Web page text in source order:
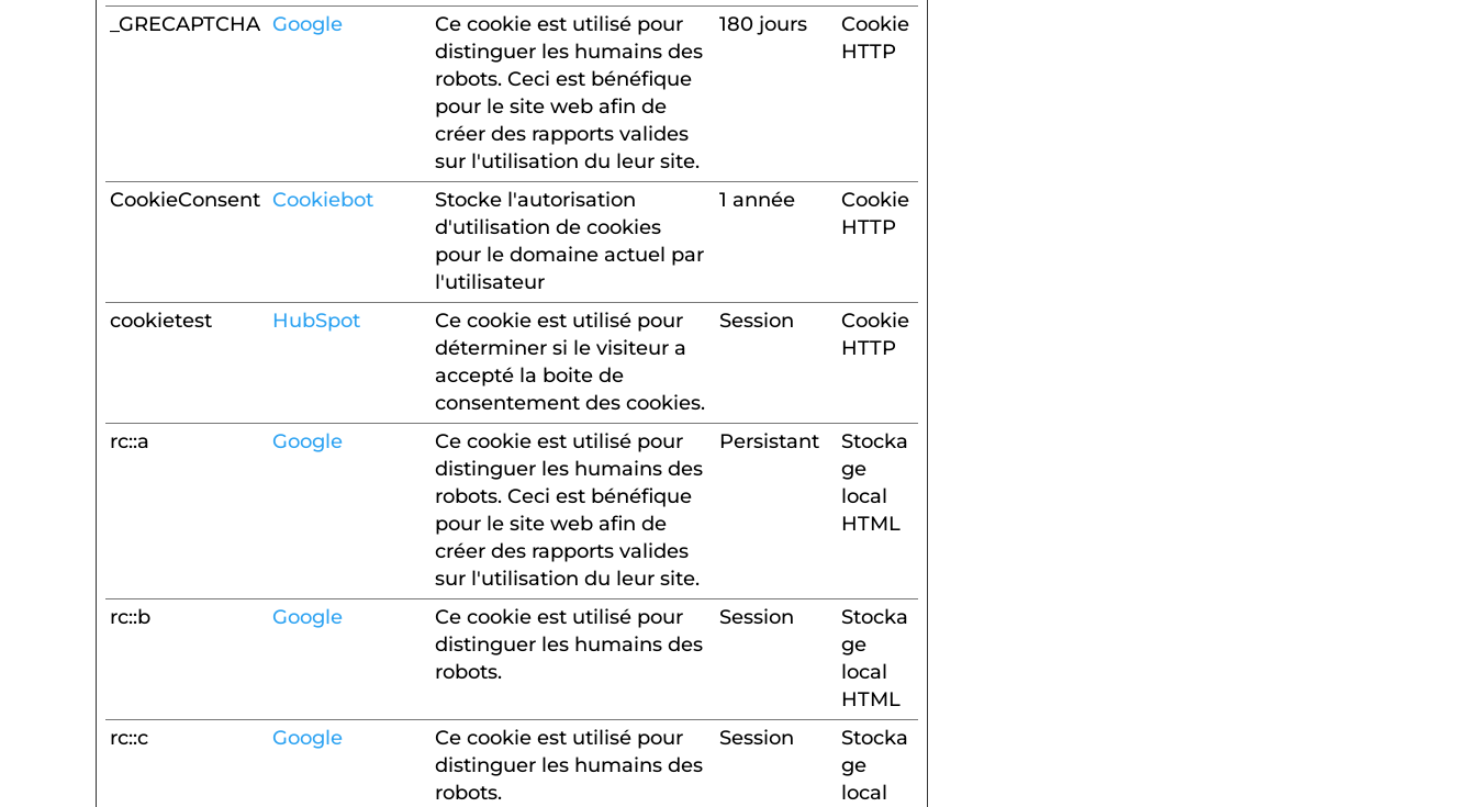
_GRECAPTCHA Google
Ce cookie est utilisé pour
distinguer les humains des
robots. Ceci est bénéfique
pour le site web afin de
créer des rapports valides
sur l'utilisation du leur site.
180 jours
Cookie
HTTP
CookieConsent Cookiebot
Stocke l'autorisation
d'utilisation de cookies
pour le domaine actuel par
l'utilisateur
1 année
Cookie
HTTP
cookietest HubSpot
Ce cookie est utilisé pour
déterminer si le visiteur a
accepté la boite de
consentement des cookies.
Session
Cookie
HTTP
rc::a Google
Ce cookie est utilisé pour
distinguer les humains des
robots. Ceci est bénéfique
pour le site web afin de
créer des rapports valides
sur l'utilisation du leur site.
Persistant
Stocka
ge
local
HTML
rc::b Google
Ce cookie est utilisé pour
distinguer les humains des
robots.
Session
Stocka
ge
local
HTML
rc::c
Google
Ce cookie est utilisé pour
distinguer les humains des
robots.
Session
Stocka
ge
local